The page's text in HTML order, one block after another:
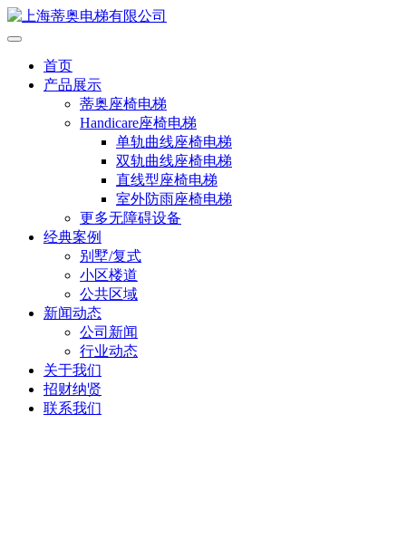
首页
产品展示
蒂奥座椅电梯
Handicare座椅电梯
单轨曲线座椅电梯
双轨曲线座椅电梯
直线型座椅电梯
室外防雨座椅电梯
更多无障碍设备
经典案例
别墅/复式
小区楼道
公共区域
新闻动态
公司新闻
行业动态
关于我们
招财纳贤
联系我们